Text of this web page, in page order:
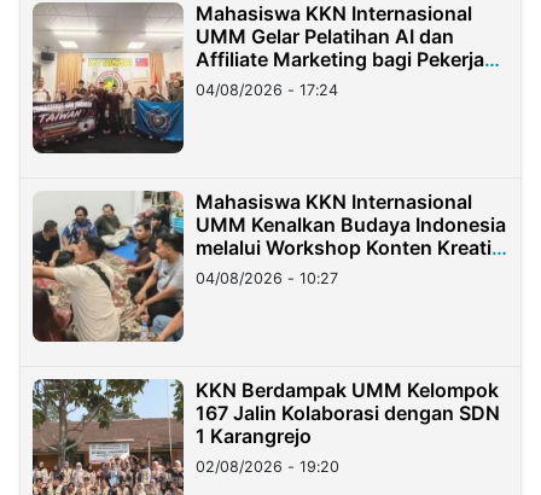
Mahasiswa KKN Internasional
UMM Gelar Pelatihan AI dan
Affiliate Marketing bagi Pekerja
Migran Indonesia di Taiwan
04/08/2026 - 17:24
Mahasiswa KKN Internasional
UMM Kenalkan Budaya Indonesia
melalui Workshop Konten Kreatif
di Taiwan
04/08/2026 - 10:27
KKN Berdampak UMM Kelompok
167 Jalin Kolaborasi dengan SDN
1 Karangrejo
02/08/2026 - 19:20